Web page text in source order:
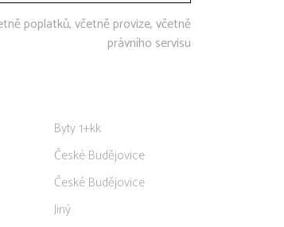
poplatků, včetně provize, včetně
právního servisu
Byty 1+kk
České Budějovice
České Budějovice
Jiný